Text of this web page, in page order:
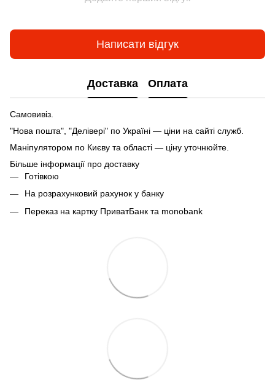
Написати відгук
Доставка Оплата
Самовивіз.
"Нова пошта", "Делівері" по Україні — ціни на сайті служб.
Маніпулятором по Києву та області — ціну уточнюйте.
Більше інформації про доставку
Готівкою
На розрахунковий рахунок у банку
Переказ на картку ПриватБанк та monobank